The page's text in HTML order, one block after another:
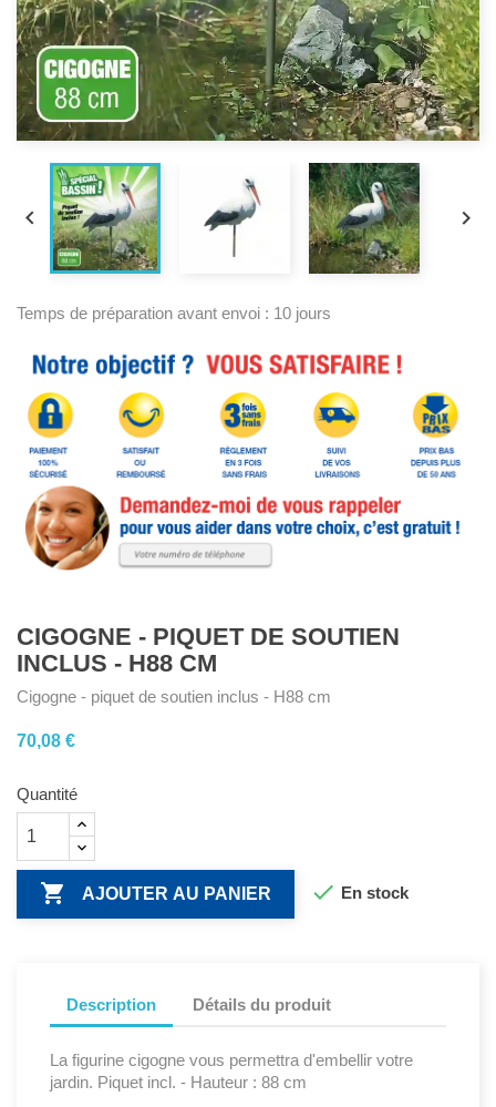
 
Temps de préparation avant envoi : 10 jours
CIGOGNE - PIQUET DE SOUTIEN
INCLUS - H88 CM
Cigogne - piquet de soutien inclus - H88 cm
70,08 €
Quantité
 AJOUTER AU PANIER  En stock
Description Détails du produit
La figurine cigogne vous permettra d'embellir votre
jardin. Piquet incl. - Hauteur : 88 cm